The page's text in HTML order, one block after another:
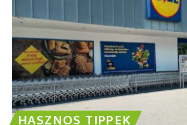
HASZNOS TIPPEK